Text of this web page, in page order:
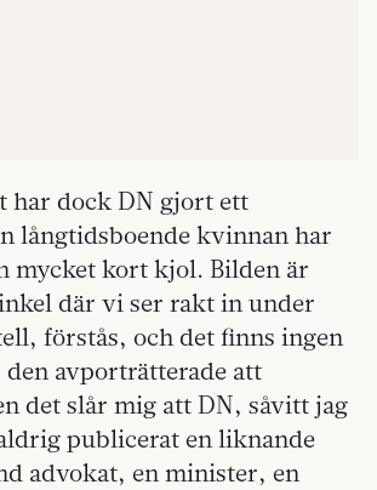
har dock DN gjort ett
långtidsboende kvinnan har
mycket kort kjol. Bilden är
där vi ser rakt in under
förstås, och det finns ingen
avporträtterade att
det slår mig att DN, såvitt jag
publicerat en liknande
advokat, en minister, en